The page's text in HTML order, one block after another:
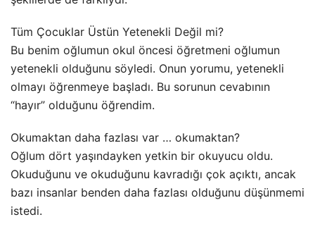
Tüm Çocuklar Üstün Yetenekli Değil mi?
Bu benim oğlumun okul öncesi öğretmeni oğlumun
yetenekli olduğunu söyledi. Onun yorumu, yetenekli
olmayı öğrenmeye başladı. Bu sorunun cevabının
“hayır” olduğunu öğrendim.
Okumaktan daha fazlası var … okumaktan?
Oğlum dört yaşındayken yetkin bir okuyucu oldu.
Okuduğunu ve okuduğunu kavradığı çok açıktı, ancak
bazı insanlar benden daha fazlası olduğunu düşünmemi
istedi.